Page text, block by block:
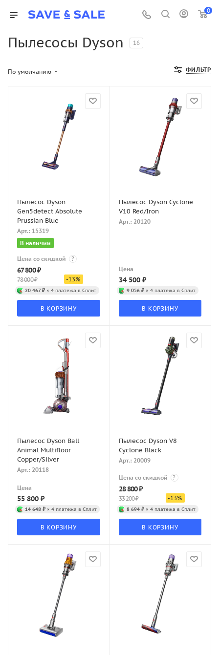
0
Пылесосы Dyson 16
ФИЛЬТР
По умолчанию
Пылесос Dyson
Gen5detect Absolute
Prussian Blue
Арт.: 15319
В наличии
Цена со скидкой ?
67 800₽
78 000₽ -13%
20 467 ₽ × 4 платежа в Сплит
В КОРЗИНУ
Пылесос Dyson Cyclone
V10 Red/Iron
Арт.: 20120
Цена
34 500₽
9 056 ₽× 4 платежа в Сплит
В КОРЗИНУ
Пылесос Dyson Ball
Animal Multifloor
Copper/Silver
Арт.: 20118
Цена
55 800 ₽
14 648 ₽ × 4 платежа в Сплит
В КОРЗИНУ
Пылесос Dyson V8
Cyclone Black
Арт.: 20009
Цена со скидкой ?
28 800₽
33 200₽ -13%
8 694 ₽× 4 платежа в Сплит
В КОРЗИНУ